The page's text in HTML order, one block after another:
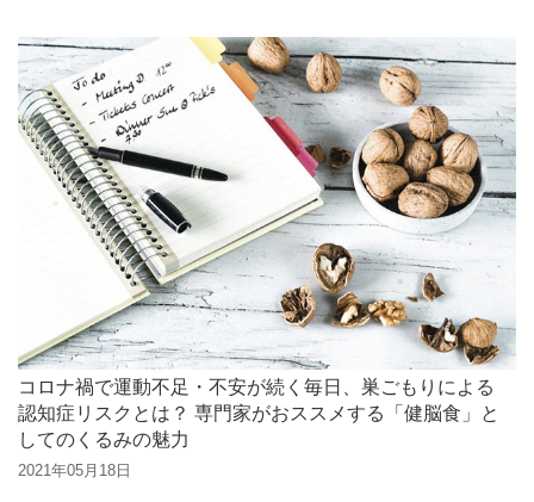
コロナ禍で運動不足・不安が続く毎日、巣ごもりによる
認知症リスクとは？ 専門家がおススメする「健脳食」と
してのくるみの魅力
2021年05月18日